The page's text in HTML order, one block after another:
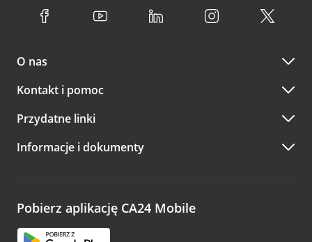
O nas
Kontakt i pomoc
Przydatne linki
Informacje i dokumenty
Pobierz aplikację CA24 Mobile